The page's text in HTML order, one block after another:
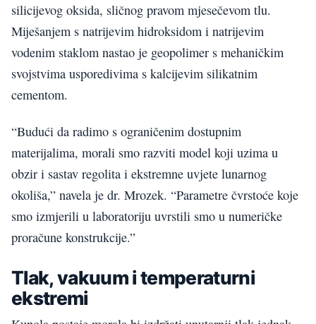
silicijevog oksida, sličnog pravom mjesečevom tlu.
Miješanjem s natrijevim hidroksidom i natrijevim
vodenim staklom nastao je geopolimer s mehaničkim
svojstvima usporedivima s kalcijevim silikatnim
cementom.
“Budući da radimo s ograničenim dostupnim
materijalima, morali smo razviti model koji uzima u
obzir i sastav regolita i ekstremne uvjete lunarnog
okoliša,” navela je dr. Mrozek. “Parametre čvrstoće koje
smo izmjerili u laboratoriju uvrstili smo u numeričke
proračune konstrukcije.”
Tlak, vakuum i temperaturni
ekstremi